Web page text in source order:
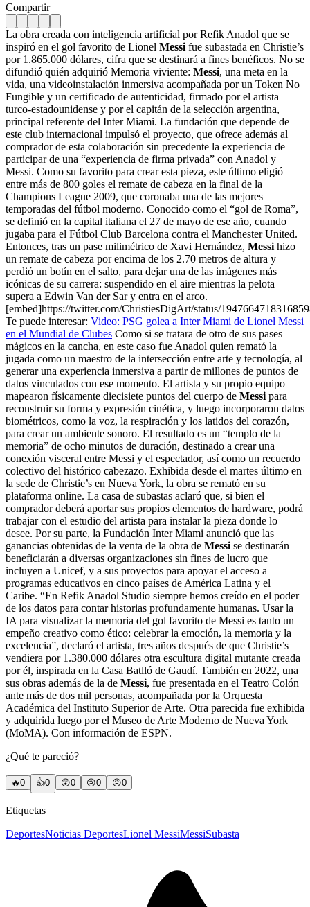
Compartir
La obra creada con inteligencia artificial por Refik Anadol que se
inspiró en el gol favorito de Lionel Messi fue subastada en Christie’s
por 1.865.000 dólares, cifra que se destinará a fines benéficos. No se
difundió quién adquirió Memoria viviente: Messi, una meta en la
vida, una videoinstalación inmersiva acompañada por un Token No
Fungible y un certificado de autenticidad, firmado por el artista
turco-estadounidense y por el capitán de la selección argentina,
principal referente del Inter Miami. La fundación que depende de
este club internacional impulsó el proyecto, que ofrece además al
comprador de esta colaboración sin precedente la experiencia de
participar de una “experiencia de firma privada” con Anadol y
Messi. Como su favorito para crear esta pieza, este último eligió
entre más de 800 goles el remate de cabeza en la final de la
Champions League 2009, que coronaba una de las mejores
temporadas del fútbol moderno. Conocido como el “gol de Roma”,
se definió en la capital italiana el 27 de mayo de ese año, cuando
jugaba para el Fútbol Club Barcelona contra el Manchester United.
Entonces, tras un pase milimétrico de Xavi Hernández, Messi hizo
un remate de cabeza por encima de los 2.70 metros de altura y
perdió un botín en el salto, para dejar una de las imágenes más
icónicas de su carrera: suspendido en el aire mientras la pelota
supera a Edwin Van der Sar y entra en el arco.
[embed]https://twitter.com/ChristiesDigArt/status/
Te puede interesar: Video: PSG golea a Inter Miami de Lionel Messi
en el Mundial de Clubes Como si se tratara de otro de sus pases
mágicos en la cancha, en este caso fue Anadol quien remató la
jugada como un maestro de la intersección entre arte y tecnología, al
generar una experiencia inmersiva a partir de millones de puntos de
datos vinculados con ese momento. El artista y su propio equipo
mapearon físicamente diecisiete puntos del cuerpo de Messi para
reconstruir su forma y expresión cinética, y luego incorporaron datos
biométricos, como la voz, la respiración y los latidos del corazón,
para crear un ambiente sonoro. El resultado es un “templo de la
memoria” de ocho minutos de duración, destinado a crear una
conexión visceral entre Messi y el espectador, así como un recuerdo
colectivo del histórico cabezazo. Exhibida desde el martes último en
la sede de Christie’s en Nueva York, la obra se remató en su
plataforma online. La casa de subastas aclaró que, si bien el
comprador deberá aportar sus propios elementos de hardware, podrá
trabajar con el estudio del artista para instalar la pieza donde lo
desee. Por su parte, la Fundación Inter Miami anunció que las
ganancias obtenidas de la venta de la obra de Messi se destinarán
beneficiarán a diversas organizaciones sin fines de lucro que
incluyen a Unicef, y a sus proyectos para apoyar el acceso a
programas educativos en cinco países de América Latina y el
Caribe. “En Refik Anadol Studio siempre hemos creído en el poder
de los datos para contar historias profundamente humanas. Usar la
IA para visualizar la memoria del gol favorito de Messi es tanto un
empeño creativo como ético: celebrar la emoción, la memoria y la
excelencia”, declaró el artista, tres años después de que Christie’s
vendiera por 1.380.000 dólares otra escultura digital mutante creada
por él, inspirada en la Casa Batlló de Gaudí. También en 2022, una
sus obras además de la de Messi, fue presentada en el Teatro Colón
ante más de dos mil personas, acompañada por la Orquesta
Académica del Instituto Superior de Arte. Otra parecida fue exhibida
y adquirida luego por el Museo de Arte Moderno de Nueva York
(MoMA). Con información de ESPN.
¿Qué te pareció?
🔥0 👍0 😲0 😢0 😠0
Etiquetas
DeportesNoticias DeportesLionel MessiMessiSubasta